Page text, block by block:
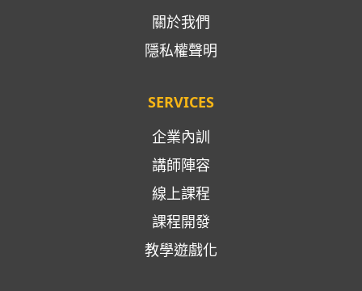
關於我們
隱私權聲明
SERVICES
企業內訓
講師陣容
線上課程
課程開發
教學遊戲化